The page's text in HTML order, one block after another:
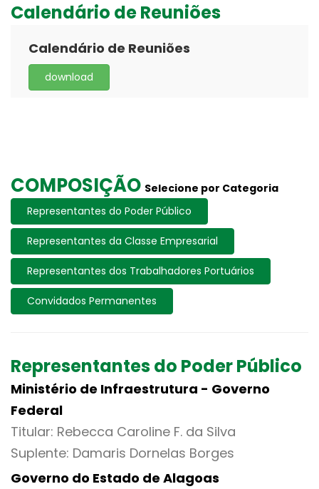
Calendário de Reuniões
Calendário de Reuniões
download
COMPOSIÇÃO Selecione por Categoria
Representantes do Poder Público
Representantes da Classe Empresarial
Representantes dos Trabalhadores Portuários
Convidados Permanentes
Representantes do Poder Público
Ministério de Infraestrutura - Governo
Federal
Titular: Rebecca Caroline F. da Silva
Suplente: Damaris Dornelas Borges
Governo do Estado de Alagoas